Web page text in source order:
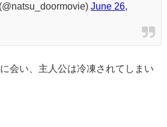
June 26,
会い、主人公は冷凍されてしまい